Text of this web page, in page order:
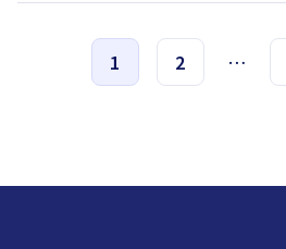
1 2 …